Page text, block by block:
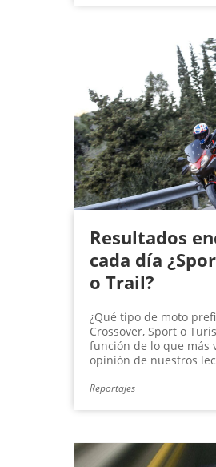
Resultados
cada día
o Trail?
¿Qué tipo de moto
Crossover, Sport o
función de lo que más
opinión de nuestros
Reportajes